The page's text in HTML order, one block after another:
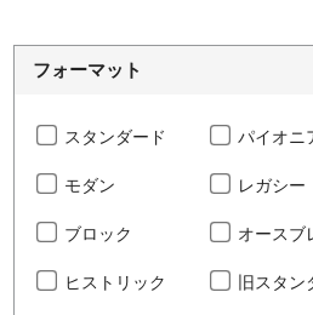
フォーマット
スタンダード パイオニ
モダン レガシー
ブロック オースブ
ヒストリック 旧スタン